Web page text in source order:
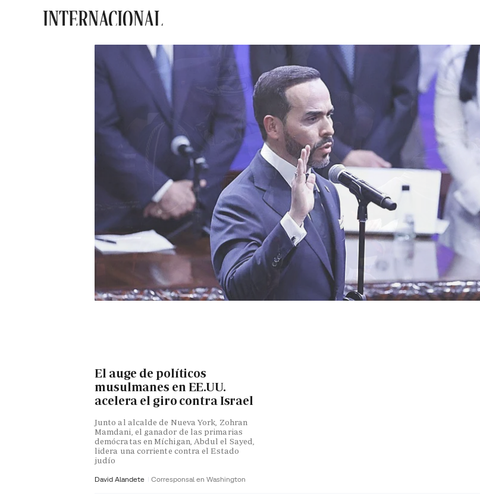
INTERNACIONAL
El auge de políticos
musulmanes en EE.UU.
acelera el giro contra Israel
Junto al alcalde de Nueva York, Zohran
Mamdani, el ganador de las primarias
demócratas en Míchigan, Abdul el Sayed,
lidera una corriente contra el Estado
judío
David Alandete Corresponsal en Washington